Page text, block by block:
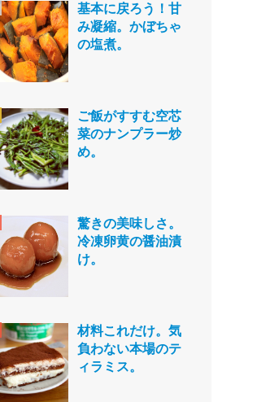
基本に戻ろう！甘
み凝縮。かぼちゃ
の塩煮。
ご飯がすすむ空芯
菜のナンプラー炒
め。
驚きの美味しさ。
冷凍卵黄の醤油漬
け。
材料これだけ。気
負わない本場のテ
ィラミス。